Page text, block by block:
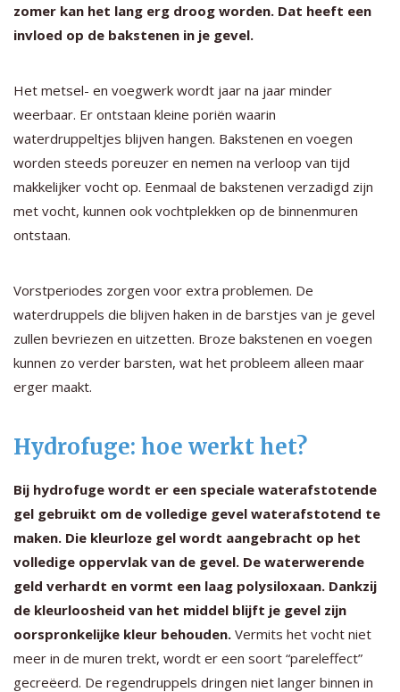
zomer kan het lang erg droog worden. Dat heeft een
invloed op de bakstenen in je gevel.
Het metsel- en voegwerk wordt jaar na jaar minder
weerbaar. Er ontstaan kleine poriën waarin
waterdruppeltjes blijven hangen. Bakstenen en voegen
worden steeds poreuzer en nemen na verloop van tijd
makkelijker vocht op. Eenmaal de bakstenen verzadigd zijn
met vocht, kunnen ook vochtplekken op de binnenmuren
ontstaan.
Vorstperiodes zorgen voor extra problemen. De
waterdruppels die blijven haken in de barstjes van je gevel
zullen bevriezen en uitzetten. Broze bakstenen en voegen
kunnen zo verder barsten, wat het probleem alleen maar
erger maakt.
Hydrofuge: hoe werkt het?
Bij hydrofuge wordt er een speciale waterafstotende
gel gebruikt om de volledige gevel waterafstotend te
maken. Die kleurloze gel wordt aangebracht op het
volledige oppervlak van de gevel. De waterwerende
geld verhardt en vormt een laag polysiloxaan. Dankzij
de kleurloosheid van het middel blijft je gevel zijn
oorspronkelijke kleur behouden. Vermits het vocht niet
meer in de muren trekt, wordt er een soort “pareleffect”
gecreëerd. De regendruppels dringen niet langer binnen in